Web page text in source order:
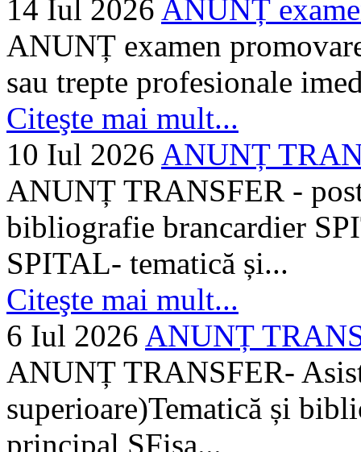
14 Iul 2026 ANUNȚ
ANUNȚ examen
sau trepte profesionale
Citeşte mai mult...
10 Iul 2026 ANUNȚ
ANUNȚ TRANSFER -
bibliografie brancardier
SPITAL- tematică și...
Citeşte mai mult...
6 Iul 2026 ANUNȚ
ANUNȚ TRANSFER-
superioare)Tematică și
principal SFișa...